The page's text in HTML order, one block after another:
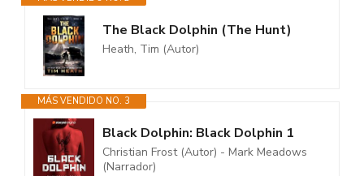
The Black Dolphin (The Hunt)
Heath, Tim (Autor)
MÁS VENDIDO NO. 3
Black Dolphin: Black Dolphin 1
Christian Frost (Autor) - Mark Meadows
(Narrador)